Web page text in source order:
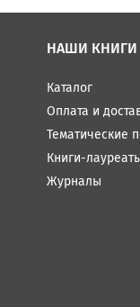
НАШИ КНИГИ
Каталог
Оплата и
Тематические
Книги-
Журналы